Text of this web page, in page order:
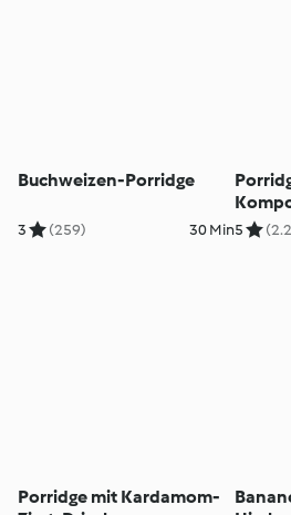
Buchweizen-Porridge
3 (259) 30 Min5
Porridge mit Kardamom-